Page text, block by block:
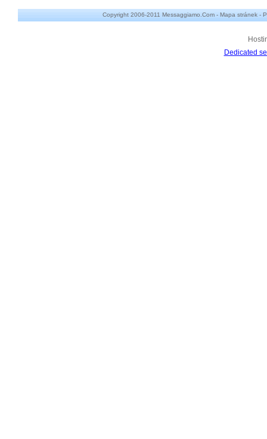
Copyright 2006-2011 Messaggiamo.Com - Mapa stránek -
Dedicated